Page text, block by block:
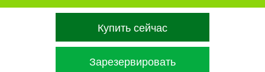
Купить сейчас
Зарезервировать